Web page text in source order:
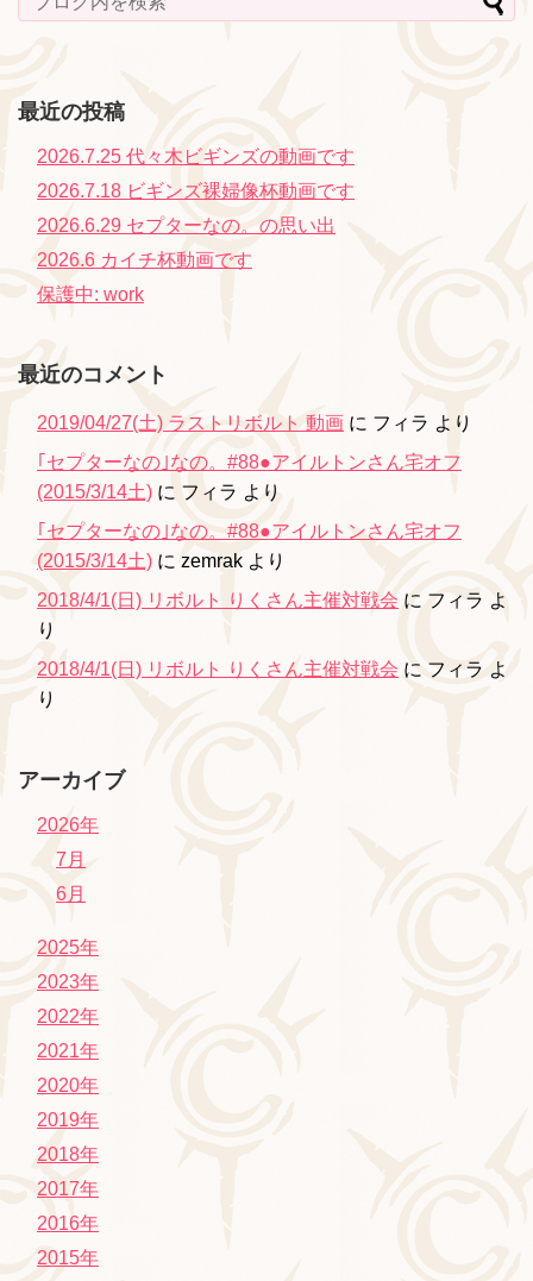
最近の投稿
2026.7.25 代々木ビギンズの動画です
2026.7.18 ビギンズ裸婦像杯動画です
2026.6.29 セプターなの。の思い出
2026.6 カイチ杯動画です
保護中: work
最近のコメント
2019/04/27(土) ラストリボルト 動画 に フィラ より
｢セプターなの｣なの。#88●アイルトンさん宅オフ
(2015/3/14土) に フィラ より
｢セプターなの｣なの。#88●アイルトンさん宅オフ
(2015/3/14土) に zemrak より
2018/4/1(日) リボルト りくさん主催対戦会 に フィラ よ
り
2018/4/1(日) リボルト りくさん主催対戦会 に フィラ よ
り
アーカイブ
2026年
7月
6月
2025年
2023年
2022年
2021年
2020年
2019年
2018年
2017年
2016年
2015年